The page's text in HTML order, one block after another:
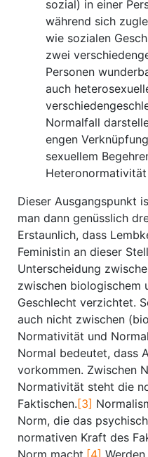
sozial) in einer
während sich
wie sozialen
zwei
Personen
auch
Normalfall
engen
sexuellem
Dieser Ausgangspunkt
man dann genüsslich
Erstaunlich, dass
Feministin an dieser
Unterscheidung
zwischen biologischem
Geschlecht verzichtet.
auch nicht zwischen
Normativität und
Normal bedeutet, dass
vorkommen. Zwischen
Normativität steht die
Faktischen. [3]
Norm, die das
normativen Kraft des
Norm macht. [4]